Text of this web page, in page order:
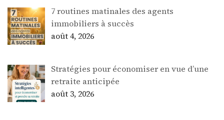
7 routines matinales des agents
immobiliers à succès
août 4, 2026
Stratégies pour économiser en vue d’une
retraite anticipée
août 3, 2026